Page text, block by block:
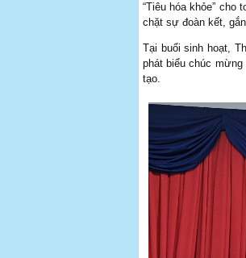
“Tiêu hóa khỏe”
chặt sự đoàn kết,
Tại buổi sinh hoạt,
phát biểu chúc
tạo.